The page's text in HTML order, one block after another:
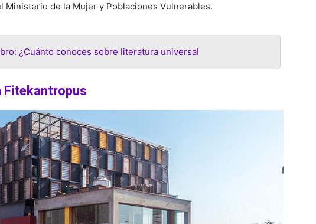
Ministerio de la Mujer y Poblaciones Vulnerables.
¿Cuánto conoces sobre literatura universal
Fitekantropus